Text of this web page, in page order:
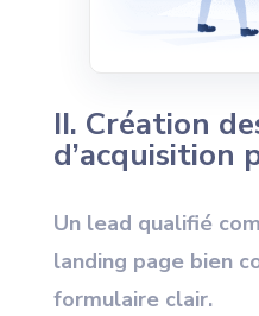
II. Création
d’acquisition
Un lead qualifié
landing page bien
formulaire clair.